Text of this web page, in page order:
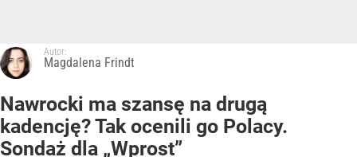
Autor:
Magdalena Frindt
Nawrocki ma szansę na drugą
kadencję? Tak ocenili go Polacy.
Sondaż dla „Wprost”